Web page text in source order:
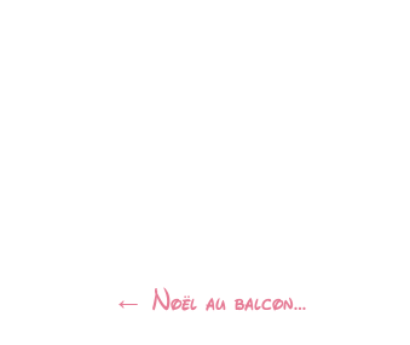
Navigation
← Noël au balcon…